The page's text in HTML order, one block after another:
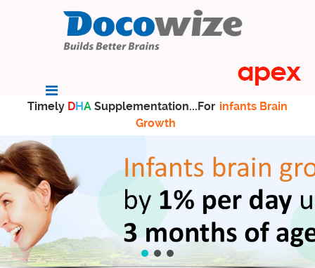
Timely DHA Supplementation...For infants Brain
Growth